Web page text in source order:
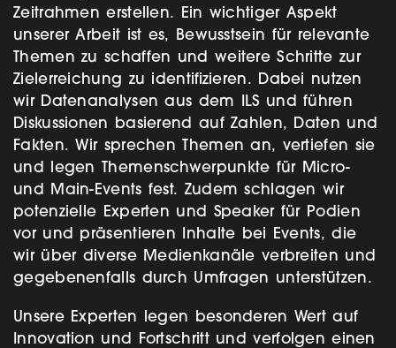
Zeitrahmen erstellen. Ein wichtiger Aspekt
unserer Arbeit ist es, Bewusstsein für relevante
Themen zu schaffen und weitere Schritte zur
Zielerreichung zu identifizieren. Dabei nutzen
wir Datenanalysen aus dem ILS und führen
Diskussionen basierend auf Zahlen, Daten und
Fakten. Wir sprechen Themen an, vertiefen sie
und legen Themenschwerpunkte für Micro-
und Main-Events fest. Zudem schlagen wir
potenzielle Experten und Speaker für Podien
vor und präsentieren Inhalte bei Events, die
wir über diverse Medienkanäle verbreiten und
gegebenenfalls durch Umfragen unterstützen.
Unsere Experten legen besonderen Wert auf
Innovation und Fortschritt und verfolgen einen